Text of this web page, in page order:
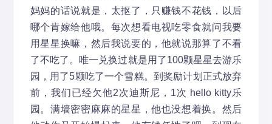
妈妈的话说就是，太抠了，只赚钱不花钱，以后
哪个肯嫁给他哦。每次想看电视吃零食就问我要
用星星换嘛，然后我说要的，他就说那算了不看
了不吃了。唯一兑换过就是用了100颗星星去游乐
园，用了5颗吃了一个雪糕。到奖励计划正式放弃
前，我们已经欠他2次迪斯尼，1次 hello kitty乐
园。满墙密密麻麻的星星，他也没想着换。然后